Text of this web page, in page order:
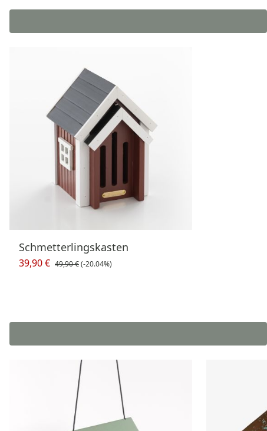
Schmetterlingskasten
39,90 € 49,90 €(-20.04%)